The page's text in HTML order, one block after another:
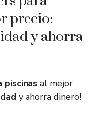
precio:
y ahorra
piscinas al mejor
y ahorra dinero!